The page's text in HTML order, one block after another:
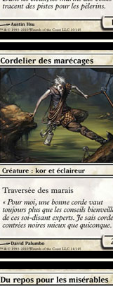
Cordelier des marécages
Du repos pour les misérables